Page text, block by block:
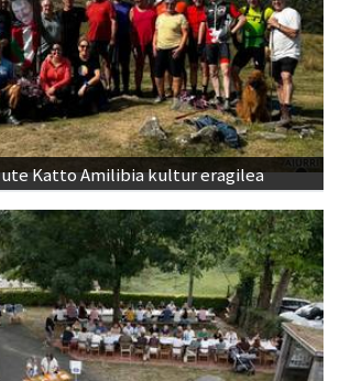
Katto Amilibia kultur eragilea